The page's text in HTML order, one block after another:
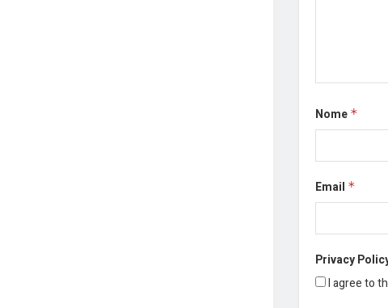
Nome *
Email *
Privacy
I agree to